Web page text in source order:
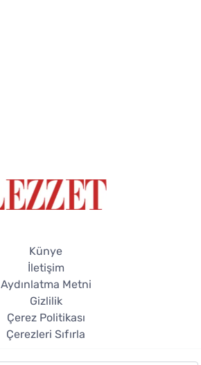
Künye
İletişim
Aydınlatma Metni
Gizlilik
Çerez Politikası
Çerezleri Sıfırla